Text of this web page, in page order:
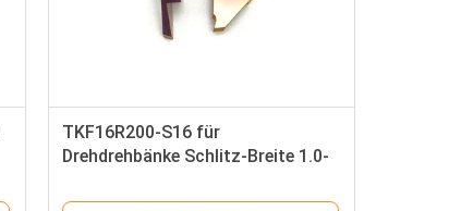
TKF16R200-S16 für
Drehdrehbänke Schlitz-Breite 1.0-
ProcessingCarbide fugt Einsätze